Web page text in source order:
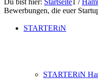
STARTERiN
STARTERiN
Du bist hier: Startseite1 /
Bewerbungen, die euer